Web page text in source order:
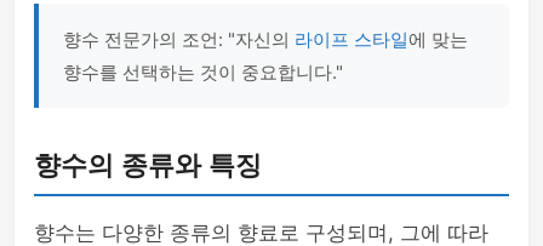
향수 전문가의 조언: "자신의 라이프 스타일에 맞는
향수를 선택하는 것이 중요합니다."
향수의 종류와 특징
향수는 다양한 종류의 향료로 구성되며, 그에 따라